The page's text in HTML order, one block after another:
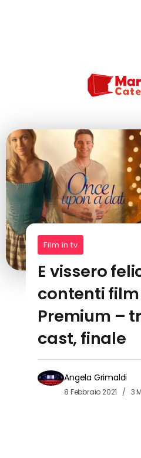
Film in tv
E vissero
contenti film
Premium –
cast, finale
Angela Grimaldi
8 Febbraio 2021 3